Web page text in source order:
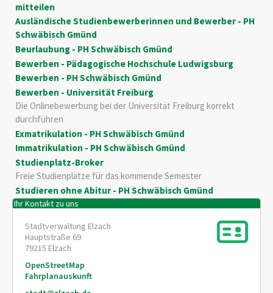
mitteilen
Ausländische Studienbewerberinnen und Bewerber - PH
Schwäbisch Gmünd
Beurlaubung - PH Schwäbisch Gmünd
Bewerben - Pädagogische Hochschule Ludwigsburg
Bewerben - PH Schwäbisch Gmünd
Bewerben - Universität Freiburg
Die Onlinebewerbung bei der Universität Freiburg korrekt
durchführen
Exmatrikulation - PH Schwäbisch Gmünd
Immatrikulation - PH Schwäbisch Gmünd
Studienplatz-Broker
Freie Studienplätze für das kommende Semester
Studieren ohne Abitur - PH Schwäbisch Gmünd
Ihr Kontakt zu uns
Stadtverwaltung Elzach
Hauptstraße 69
79215 Elzach
OpenStreetMap
Fahrplanauskunft